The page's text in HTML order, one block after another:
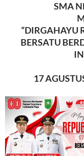
SMA
“DIRGAHAYU
BERSATU
17